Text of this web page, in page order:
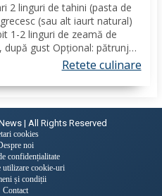
2 linguri de tahini (pasta de
(sau alt iaurt natural)
1-2 linguri de zeamă de
după gust Opțional: pătrunjel
Mod de preparare: Coace
Retete culinare
| All Rights Reserved
cookies
noi
confidențialitate
utilizare cookie-uri
și condiții
Contact